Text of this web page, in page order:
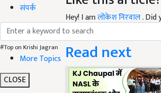
संपर्क
#Top on Krishi Jagran
More Topics
CLOSE
Hey! I amलोकेश निरवाल. Did
your suggestions and
Read next